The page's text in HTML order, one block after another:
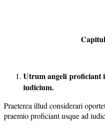
Utrum angeli proficiant
iudicium.
Praeterea illud considerari
praemio proficiant usque ad